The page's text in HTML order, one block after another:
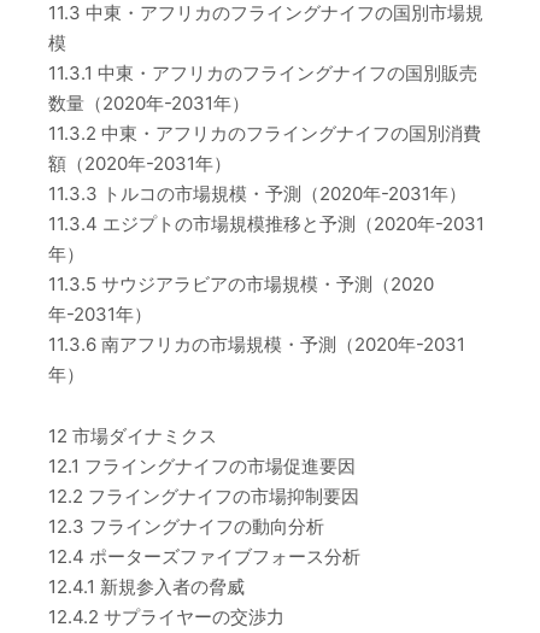
11.3 中東・アフリカのフライングナイフの国別市場規
模
11.3.1 中東・アフリカのフライングナイフの国別販売
数量（2020年-2031年）
11.3.2 中東・アフリカのフライングナイフの国別消費
額（2020年-2031年）
11.3.3 トルコの市場規模・予測（2020年-2031年）
11.3.4 エジプトの市場規模推移と予測（2020年-2031
年）
11.3.5 サウジアラビアの市場規模・予測（2020
年-2031年）
11.3.6 南アフリカの市場規模・予測（2020年-2031
年）
12 市場ダイナミクス
12.1 フライングナイフの市場促進要因
12.2 フライングナイフの市場抑制要因
12.3 フライングナイフの動向分析
12.4 ポーターズファイブフォース分析
12.4.1 新規参入者の脅威
12.4.2 サプライヤーの交渉力